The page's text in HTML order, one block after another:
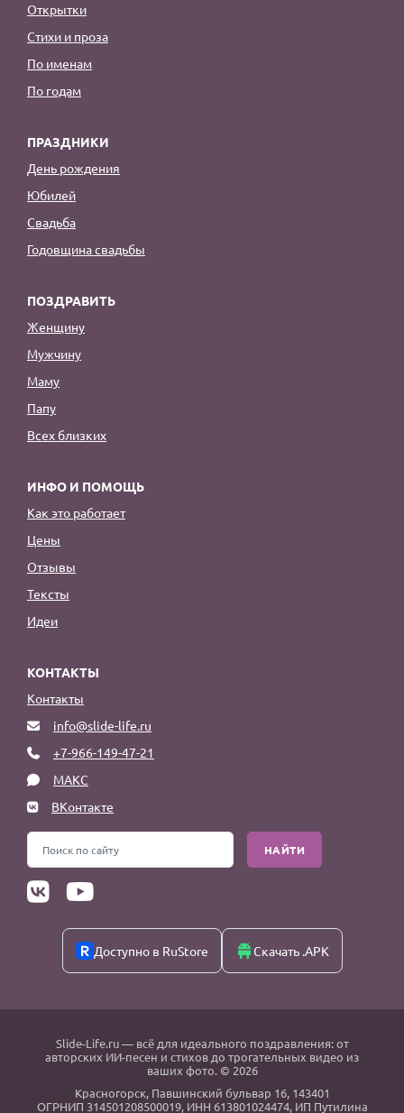
Открытки
Стихи и проза
По именам
По годам
ПРАЗДНИКИ
День рождения
Юбилей
Свадьба
Годовщина свадьбы
ПОЗДРАВИТЬ
Женщину
Мужчину
Маму
Папу
Всех близких
ИНФО И ПОМОЩЬ
Как это работает
Цены
Отзывы
Тексты
Идеи
КОНТАКТЫ
Контакты
info@slide-life.ru
+7-966-149-47-21
МАКС
ВКонтакте
НАЙТИ
Доступно в RuStore Скачать .APK
Slide-Life.ru— всё для идеального поздравления: от
авторских ИИ-песен и стихов до трогательных видео из
ваших фото. © 2026
Красногорск, Павшинский бульвар 16, 143401
ОГРНИП 314501208500019, ИНН 613801024474, ИП Путилина